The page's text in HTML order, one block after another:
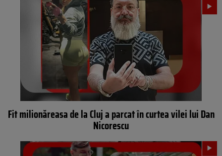
Fit milionăreasa de la Cluj a parcat în curtea vilei lui Dan
Nicorescu